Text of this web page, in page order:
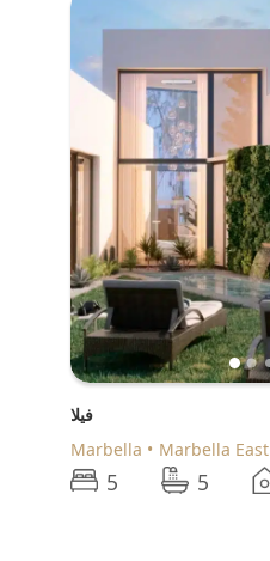
فيلا
Marbella
Marbella East
5 5